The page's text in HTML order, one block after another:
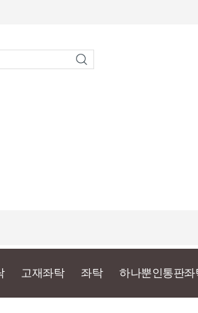
고재좌탁 좌탁 하나뿐인통판좌